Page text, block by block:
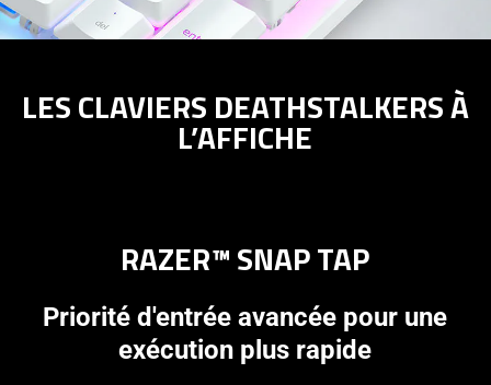
LES CLAVIERS DEATHSTALKERS À
L’AFFICHE
RAZER™ SNAP TAP
Priorité d'entrée avancée pour une
exécution plus rapide